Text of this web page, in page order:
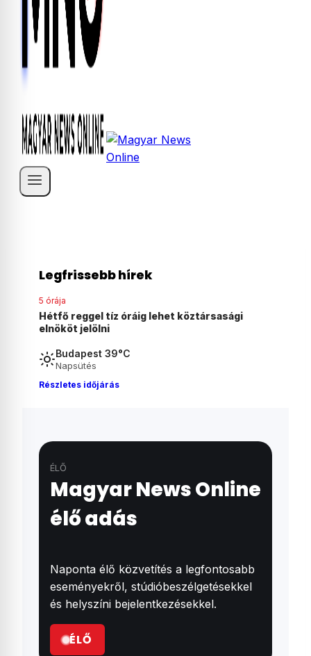
Legfrissebb hírek
5 órája
Szombaton szavaz a Tisza-frakció az
államfőjelöltjéről
Budapest 39°C
Napsütés
Részletes időjárás
ÉLŐ
Magyar News Online
élő adás
Naponta élő közvetítés a legfontosabb
eseményekről, stúdióbeszélgetésekkel
és helyszíni bejelentkezésekkel.
ÉLŐ